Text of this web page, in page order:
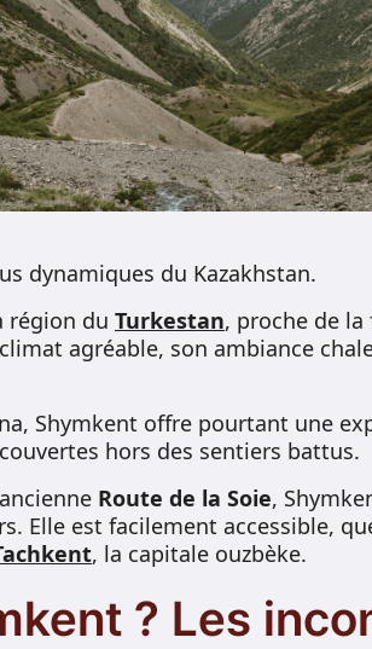
dynamiques du Kazakhstan.
région du Turkestan, proche de
agréable, son ambiance
Shymkent offre pourtant une
hors des sentiers battus.
Route de la Soie,
Elle est facilement accessible,
, la capitale ouzbèke.
? Les